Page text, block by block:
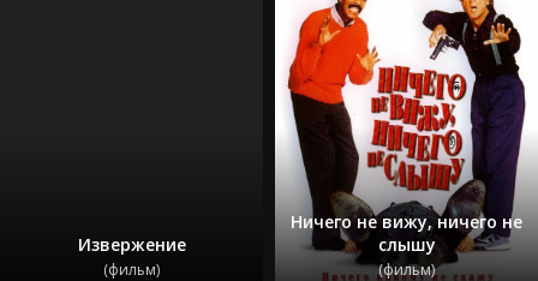
Извержение
(фильм)
Ничего не вижу, ничего не
слышу
(фильм)